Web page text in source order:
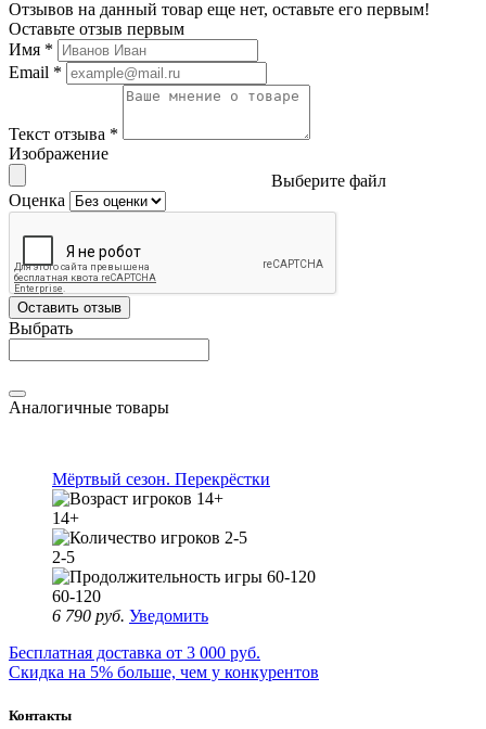
Отзывов на данный товар еще нет, оставьте его первым!
Оставьте отзыв первым
Имя *
Email *
Текст отзыва *
Изображение
Выберите файл
Оценка
Оставить отзыв
Выбрать
Аналогичные товары
Мёртвый сезон. Перекрёстки
14+
2-5
60-120
6 790 руб. Уведомить
Бесплатная доставка от 3 000 руб.
Скидка на 5% больше, чем у конкурентов
Контакты